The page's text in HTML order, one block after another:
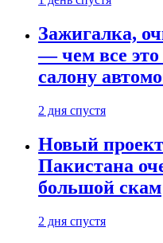
Зажигалка,
— чем все
салону
2 дня спустя
Новый проект
Пакистана
большой скам
2 дня спустя